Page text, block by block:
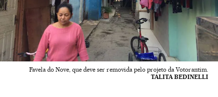
Favela do Nove, que deve ser removida pelo projeto da Votorantim.
TALITA BEDINELLI